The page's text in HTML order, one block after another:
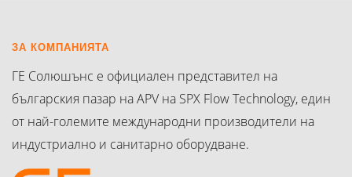
ЗА КОМПАНИЯТА
ГЕ Солюшънс е официален представител на
българския пазар на APV на SPX Flow Technology, един
от най-големите международни производители на
индустриално и санитарно оборудване.